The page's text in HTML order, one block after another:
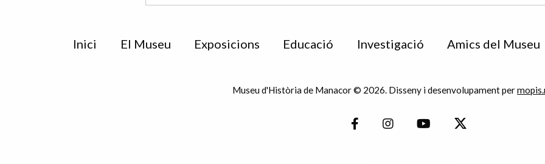
Inici El Museu Exposicions Educació Investigació Amics del Museu
Museu d'Història de Manacor © 2026. Disseny i desenvolupament per